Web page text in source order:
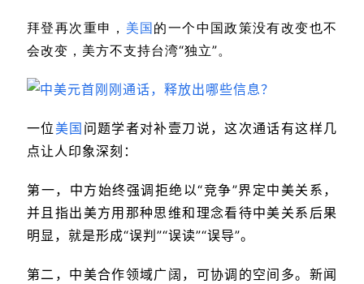
拜登再次重申， 美国的一个中国政策没有改变也不
会改变，美方不支持台湾“独立”。
一位美国 问题学者对补壹刀说，这次通话有这样几
点让人印象深刻：
第一，中方始终强调拒绝以“竞争”界定中美关系，
并且指出美方用那种思维和理念看待中美关系后果
明显，就是形成“误判”“误读”“误导”。
第二，中美合作领域广阔，可协调的空间多。新闻